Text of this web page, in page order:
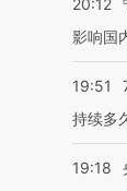
20:12
影响国
19:51
持续多
19:18